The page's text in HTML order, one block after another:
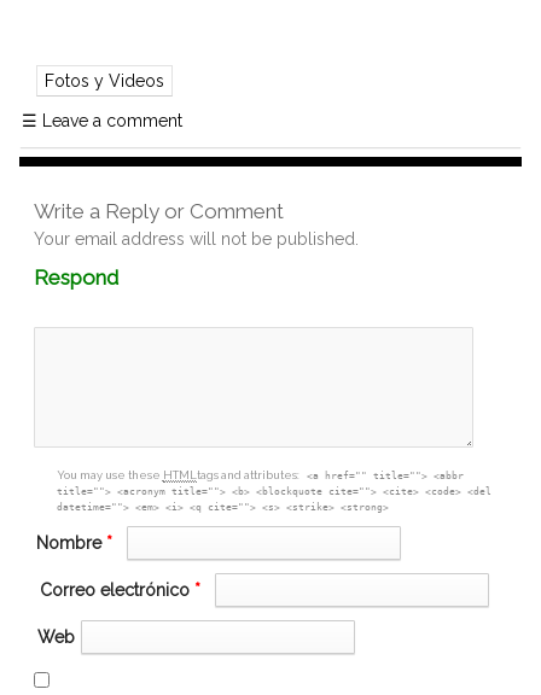
Fotos y Videos
☰ Leave a comment
Write a Reply or Comment
Your email address will not be published.
RespondComment
box
You may use these HTMLtags and attributes:
<a href="" title=""> <abbr
title=""> <acronym title=""> <b> <blockquote cite=""> <cite> <code> <del
datetime=""> <em> <i> <q cite=""> <s> <strike> <strong>
Nombre *
Correo electrónico *
Web